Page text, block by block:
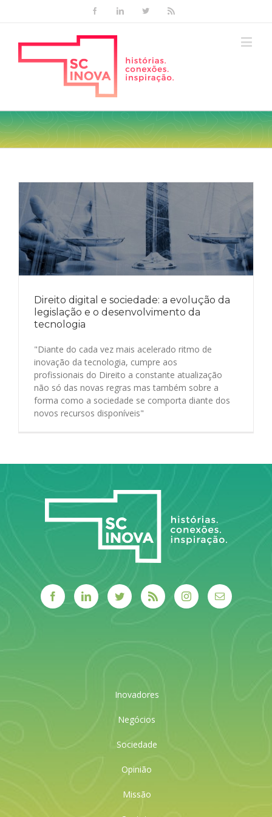
FacebookLinkedinTwitter
Direito digital e sociedade: a evolução da
legislação e o desenvolvimento da
tecnologia
"Diante do cada vez mais acelerado ritmo de
inovação da tecnologia, cumpre aos
profissionais do Direito a constante atualização
não só das novas regras mas também sobre a
forma como a sociedade se comporta diante dos
novos recursos disponíveis"
Inovadores
Negócios
Sociedade
Opinião
Missão